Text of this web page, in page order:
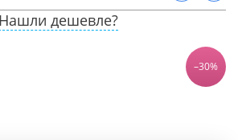
Нашли дешевле?
–30%